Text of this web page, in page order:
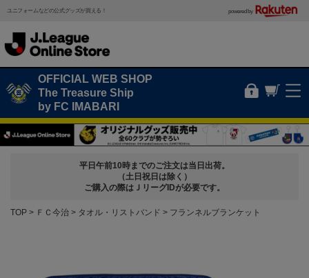
ユニフォームなどの公式グッズが買える！ powered by
OFFICIAL WEB SHOP
The Treasure Ship
by FC IMABARI
平日午前10時までのご注文は当日出荷。
（土日祝日は除く）
ご購入の際はＪリーグIDが必要です。
TOP ＦＣ今治 タオル・リストバンド フランネルブランケット